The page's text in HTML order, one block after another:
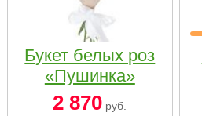
Букет белых роз
«Пушинка»
2 870 руб.